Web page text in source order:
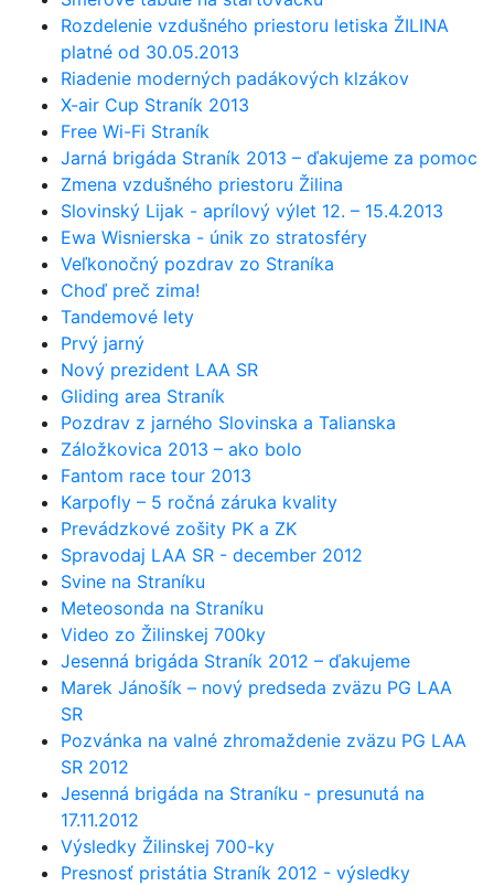
Rozdelenie vzdušného priestoru letiska ŽILINA
platné od 30.05.2013
Riadenie moderných padákových klzákov
X-air Cup Straník 2013
Free Wi-Fi Straník
Jarná brigáda Straník 2013 – ďakujeme za pomoc
Zmena vzdušného priestoru Žilina
Slovinský Lijak - aprílový výlet 12. – 15.4.2013
Ewa Wisnierska - únik zo stratosféry
Veľkonočný pozdrav zo Straníka
Choď preč zima!
Tandemové lety
Prvý jarný
Nový prezident LAA SR
Gliding area Straník
Pozdrav z jarného Slovinska a Talianska
Záložkovica 2013 – ako bolo
Fantom race tour 2013
Karpofly – 5 ročná záruka kvality
Prevádzkové zošity PK a ZK
Spravodaj LAA SR - december 2012
Svine na Straníku
Meteosonda na Straníku
Video zo Žilinskej 700ky
Jesenná brigáda Straník 2012 – ďakujeme
Marek Jánošík – nový predseda zväzu PG LAA
SR
Pozvánka na valné zhromaždenie zväzu PG LAA
SR 2012
Jesenná brigáda na Straníku - presunutá na
17.11.2012
Výsledky Žilinskej 700-ky
Presnosť pristátia Straník 2012 - výsledky